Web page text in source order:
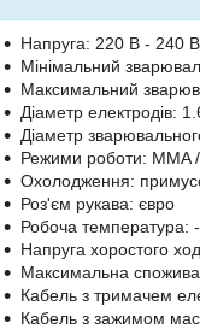
Напруга: 220 В - 240 В
Мінімальний
Максимальний
Діаметр електродів:
Діаметр
Режими роботи: MMA
Охолодження:
Роз'єм рукава: євро
Робоча температура:
Напруга хоростого
Максимальна
Кабель з тримачем
Кабель з зажимом